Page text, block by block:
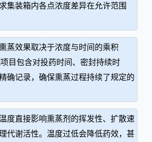
集装箱内各点浓度差异在允许范围
蒸效果取决于浓度与时间的乘积
项目包含对投药时间、密封持续时
确记录，确保熏蒸过程持续了规定的
度直接影响熏蒸剂的挥发性、扩散速
代谢活性。温度过低会降低药效，甚